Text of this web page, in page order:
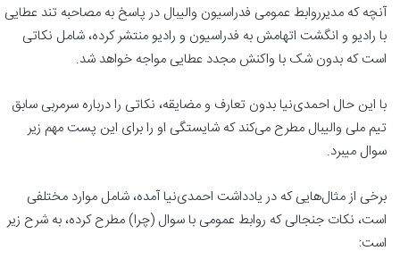
آنچه که مدیرروابط عمومی فدراسیون والیبال در پاسخ به مصاحبه تند عطایی
با رادیو و انگشت اتهامش به فدراسیون و رادیو منتشر کرده، شامل نکاتی
است که بدون شک با واکنش مجدد عطایی مواجه خواهد شد.
با این حال احمدی‌نیا بدون تعارف و مضایقه، نکاتی را درباره سرمربی سابق
تیم ملی والیبال مطرح می‌کند که شایستگی او را برای این پست مهم زیر
سوال میبرد.
برخی از مثال‌هایی که در یادداشت احمدی‌نیا آمده، شامل موارد مختلفی
است، نکات جنجالی که روابط عمومی با سوال (چرا) مطرح کرده، به شرح زیر
است: